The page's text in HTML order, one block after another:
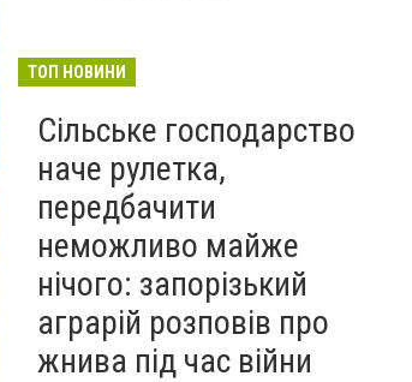
ТОП НОВИНИ
Сільське господарство
наче рулетка,
передбачити
неможливо майже
нічого: запорізький
аграрій розповів про
жнива під час війни